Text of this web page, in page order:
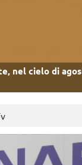
nel cielo di